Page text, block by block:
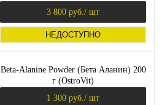
3 800 руб. / шт
НЕДОСТУПНО
Beta-Alanine Powder (Бета Аланин) 200
г (OstroVit)
1 300 руб. / шт